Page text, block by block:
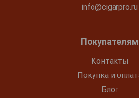
info@cigarpro.ru
Покупателям
Контакты
Покупка и
Блог